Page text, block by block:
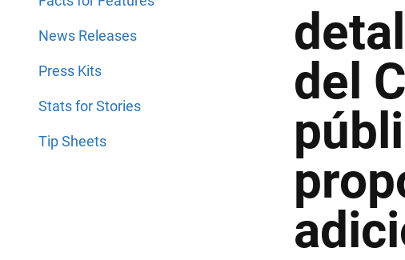
News Releases
Press Kits
Stats for Stories
Tip Sheets
del